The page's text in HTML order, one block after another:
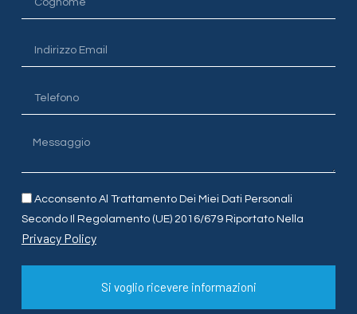
Acconsento Al Trattamento Dei Miei Dati Personali
Secondo Il Regolamento (UE) 2016/679 Riportato Nella
Privacy Policy
Si voglio ricevere informazioni